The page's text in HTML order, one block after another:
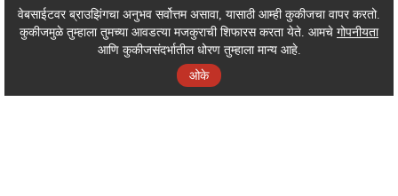
ADVERTISEMENT / WIDGET
ADVERTISEMENT / WIDGET
वेबसाईटवर ब्राउझिंगचा अनुभव सर्वोत्तम असावा, यासाठी आम्ही कुकीजचा वापर करतो.
कुकीजमुळे तुम्हाला तुमच्या आवडत्या मजकुराची शिफारस करता येते. आमचे गोपनीयता
आणि कुकीजसंदर्भातील धोरण तुम्हाला मान्य आहे.
ओके